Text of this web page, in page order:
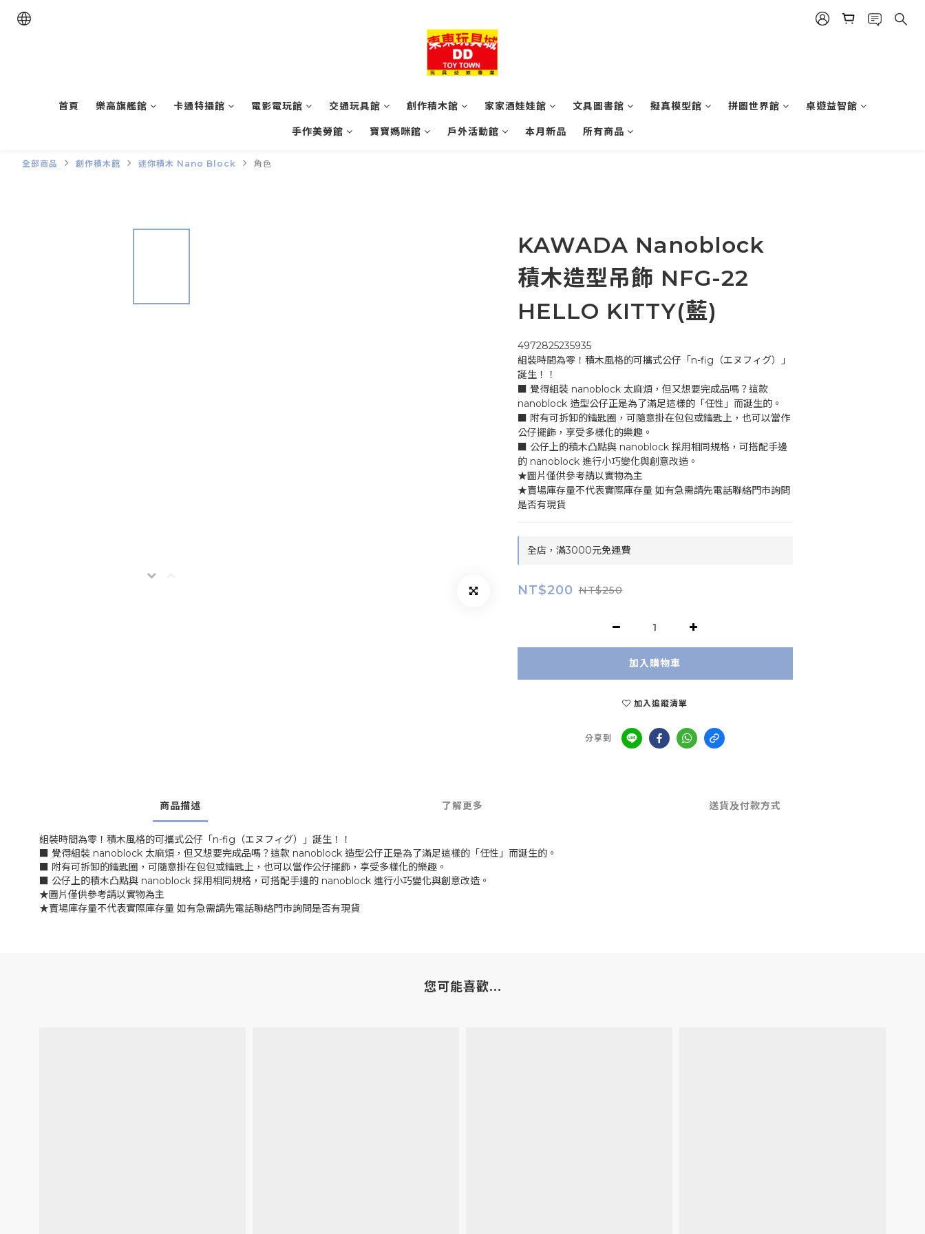
首頁 樂高旗艦館 卡通特攝館 電影電玩館 交通玩具館 創作積木館 家家酒娃娃館 文具圖書館 擬真模型館 拼圖世界館 桌遊益智館
手作美勞館 寶寶媽咪館 戶外活動館 本月新品 所有商品
全部商品 創作積木館 迷你積木 Nano Block 角色
KAWADA Nanoblock
積木造型吊飾 NFG-22
HELLO KITTY(藍)
4972825235935
組裝時間為零！積木風格的可攜式公仔「n-fig（エヌフィグ）」
誕生！！
■ 覺得組裝 nanoblock 太麻煩，但又想要完成品嗎？這款
nanoblock 造型公仔正是為了滿足這樣的「任性」而誕生的。
■ 附有可拆卸的鑰匙圈，可隨意掛在包包或鑰匙上，也可以當作
公仔擺飾，享受多樣化的樂趣。
■ 公仔上的積木凸點與 nanoblock 採用相同規格，可搭配手邊
的 nanoblock 進行小巧變化與創意改造。
★圖片僅供參考請以實物為主
★賣場庫存量不代表實際庫存量 如有急需請先電話聯絡門市詢問
是否有現貨
全店，滿3000元免運費
NT$200 NT$250
加入購物車
加入追蹤清單
分享到
商品描述 了解更多 送貨及付款方式
組裝時間為零！積木風格的可攜式公仔「n-fig（エヌフィグ）」誕生！！
■ 覺得組裝 nanoblock 太麻煩，但又想要完成品嗎？這款 nanoblock 造型公仔正是為了滿足這樣的「任性」而誕生的。
■ 附有可拆卸的鑰匙圈，可隨意掛在包包或鑰匙上，也可以當作公仔擺飾，享受多樣化的樂趣。
■ 公仔上的積木凸點與 nanoblock 採用相同規格，可搭配手邊的 nanoblock 進行小巧變化與創意改造。
★圖片僅供參考請以實物為主
★賣場庫存量不代表實際庫存量 如有急需請先電話聯絡門市詢問是否有現貨
您可能喜歡...